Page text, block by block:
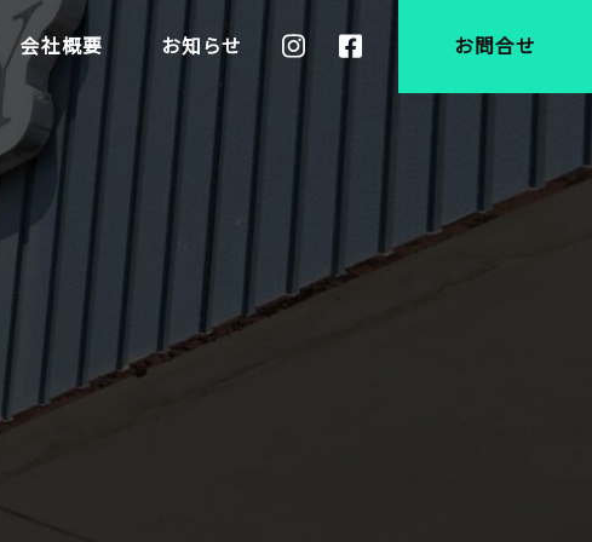
会社概要 お知らせ お問合せ